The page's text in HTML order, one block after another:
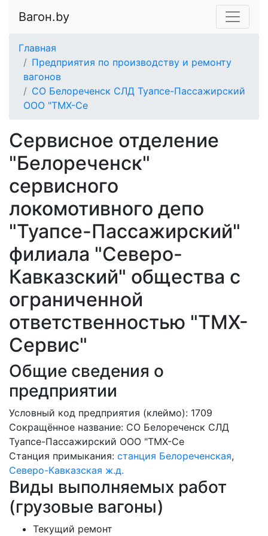
Вагон.by
Главная
Предприятия по производству и ремонту
вагонов
СО Белореченск СЛД Туапсе-Пассажирский
ООО "ТМХ-Се
Сервисное отделение
"Белореченск"
сервисного
локомотивного депо
"Туапсе-Пассажирский"
филиала "Северо-
Кавказский" общества с
ограниченной
ответственностью "ТМХ-
Сервис"
Общие сведения о
предприятии
Условный код предприятия (клеймо): 1709
Сокращённое название: СО Белореченск СЛД
Туапсе-Пассажирский ООО "ТМХ-Се
Станция примыкания: станция Белореченская,
Северо-Кавказская ж.д.
Виды выполняемых работ
(грузовые вагоны)
Текущий ремонт